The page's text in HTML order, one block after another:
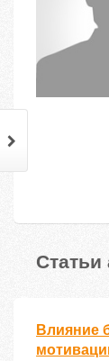
Статьи
Влияние